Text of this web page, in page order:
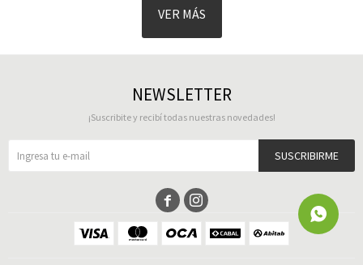
VER MÁS
NEWSLETTER
¡Suscribite y recibí todas nuestras novedades!
SUSCRIBIRME
 